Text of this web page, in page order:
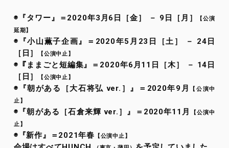
◉『タワー』＝2020年3月6日［金］ － 9日［月］
【公演
延期】
◉『小山薫子企画』＝2020年5月23日［土］ － 24日
［日］
【公演中止】
◉『ままごと短編集』＝2020年6月11日［木］ － 14日
［日］
【公演中止】
◉『朝がある［大石将弘 ver.］』＝2020年9月
【公演中
止】
◉『朝がある［石倉来輝 ver.］』＝2020年11月
【公演中
止】
◉『新作』＝2021年春 【公演中止】